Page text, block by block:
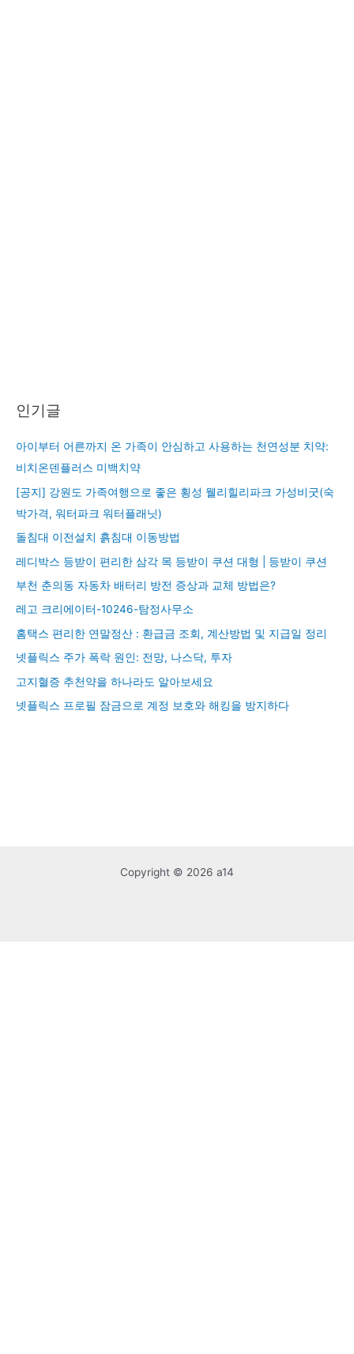
인기글
아이부터 어른까지 온 가족이 안심하고 사용하는 천연성분 치약:
비치온덴플러스 미백치약
[공지] 강원도 가족여행으로 좋은 횡성 웰리힐리파크 가성비굿(숙
박가격, 워터파크 워터플래닛)
돌침대 이전설치 흙침대 이동방법
레디박스 등받이 편리한 삼각 목 등받이 쿠션 대형 | 등받이 쿠션
부천 춘의동 자동차 배터리 방전 증상과 교체 방법은?
레고 크리에이터-10246-탐정사무소
홈택스 편리한 연말정산 : 환급금 조회, 계산방법 및 지급일 정리
넷플릭스 주가 폭락 원인: 전망, 나스닥, 투자
고지혈증 추천약을 하나라도 알아보세요
넷플릭스 프로필 잠금으로 계정 보호와 해킹을 방지하다
Copyright © 2026 a14